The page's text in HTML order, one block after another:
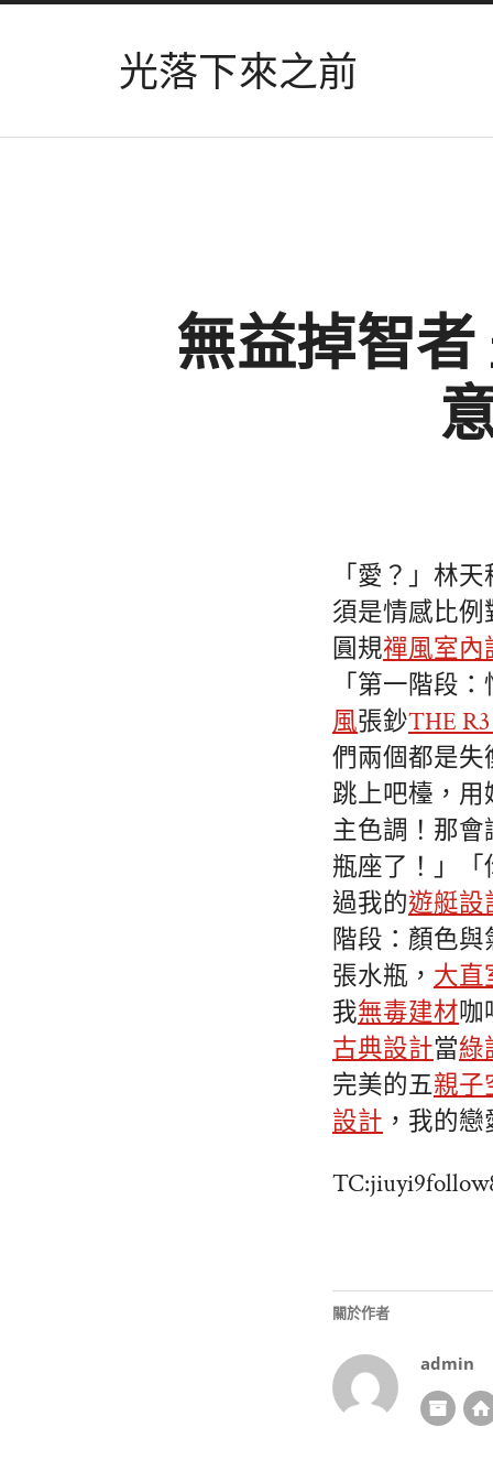
光落下來之前
無益掉智
「愛？」林
須是情感比例
圓規禪風室內
「第一階段
風張鈔THE
們兩個都是失
跳上吧檯，
主色調！那會
瓶座了！」「
過我的遊艇設
階段：顏色與
張水瓶， 大直
我無毒建材咖
古典設計當綠
完美的五親子
設計 ，我的
關於作者
admin